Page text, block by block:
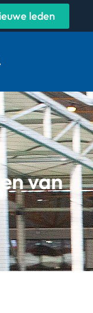
leden
van